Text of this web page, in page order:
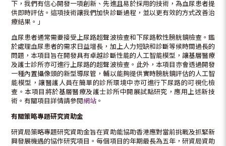
下，我們有信心開發一項創新、先進且易於採用的技術，為血尿患者提
供即時評估。這項技術讓我們加快診斷過程，並以更有效的方式改善治
療結果。」
血尿患者通常需要接受上尿路超聲波檢查和下尿路軟性膀胱鏡檢查。鑑
於處理血尿患者的需求日益增長，加上人力短缺和診斷等候時間過長的
問題，本項目旨在開發具有卓越診斷性能的人工智能模型，讓基層醫療
及護士診所亦可進行上尿路的超聲波檢查。此外，本項目亦會透過開發
一種內置攝像頭的新型導尿管，輔以能夠提供實時膀胱鏡評估的人工智
能模型，讓醫護人員在簡單的診所環境中亦可進行下尿路的可視化檢
查。本項目將於基層醫療及護士診所中開展試點研究，應用上述新技
術。有關項目詳情請參閱網站 。
有關策略專題研究資助金
研資局策略專題研究資助金旨在資助能協助香港應對當前挑戰及抓緊新
興發展機遇的協作研究項目。每個項目的年期最長為五年，研資局資助